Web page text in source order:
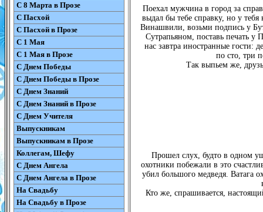
С 8 Марта в Прозе
С Пасхой
С Пасхой в Прозе
С 1 Мая
С 1 Мая в Прозе
С Днем Победы
С Днем Победы в Прозе
С Днем Знаний
С Днем Знаний в Прозе
С Днем Учителя
Выпускникам
Выпускникам в Прозе
Коллегам, Шефу
С Днем Ангела
С Днем Ангела в Прозе
На Свадьбу
На Свадьбу в Прозе
Поехал мужчина в город за
выдал бы тебе справку, но у
Винашвили, возьми подпись у
Сутрапьяном, поставь печать
нас завтра иностранные гости:
по сто, три
Так выпьем же,
Прошел слух, будто в одном
охотники побежали в это
убил большого медведя. Ватага
Кто же, спрашивается,